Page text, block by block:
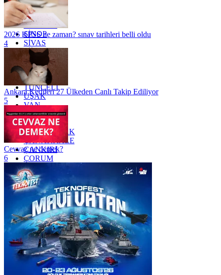
RİZE
SAKARYA
SAMSUN
SİNOP
SİVAS
SİİRT
TEKİRDAĞ
TOKAT
TRABZON
TUNCELİ
UŞAK
VAN
YALOVA
YOZGAT
ZONGULDAK
ÇANAKKALE
ÇANKIRI
ÇORUM
İSTANBUL
İZMİR
ŞANLIURFA
ŞIRNAK
2026 KPSS ne zaman? sınav tarihleri belli oldu
4
Ankara Kedileri 27 Ülkeden Canlı Takip Ediliyor
5
Cevvaz ne demek?
6